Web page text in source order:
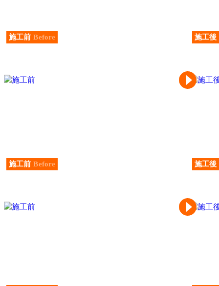
施工前 Before 施工後
施工前 Before 施工後